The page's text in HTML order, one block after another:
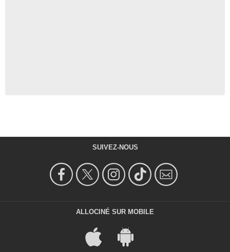
SUIVEZ-NOUS
ALLOCINÉ SUR MOBILE